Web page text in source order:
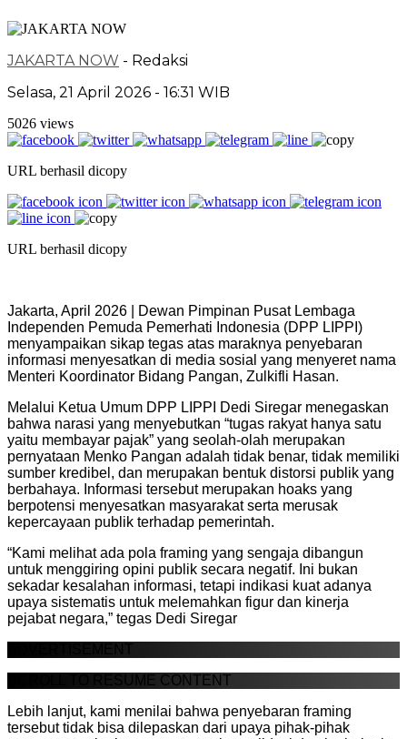
JAKARTA NOW - Redaksi
Selasa, 21 April 2026 - 16:31 WIB
5026 views
URL berhasil dicopy
URL berhasil dicopy
Jakarta, April 2026 | Dewan Pimpinan Pusat Lembaga
Independen Pemuda Pemerhati Indonesia (DPP LIPPI)
menyampaikan sikap tegas atas maraknya penyebaran
informasi menyesatkan di media sosial yang menyeret nama
Menteri Koordinator Bidang Pangan, Zulkifli Hasan.
Melalui Ketua Umum DPP LIPPI Dedi Siregar menegaskan
bahwa narasi yang menyebutkan “tugas rakyat hanya satu
yaitu membayar pajak” yang seolah-olah merupakan
pernyataan Menko Pangan adalah tidak benar, tidak memiliki
sumber kredibel, dan merupakan bentuk distorsi publik yang
berbahaya. Informasi tersebut merupakan hoaks yang
berpotensi menyesatkan masyarakat serta merusak
kepercayaan publik terhadap pemerintah.
“Kami melihat ada pola framing yang sengaja dibangun
untuk menggiring opini publik secara negatif. Ini bukan
sekadar kesalahan informasi, tetapi indikasi kuat adanya
upaya sistematis untuk melemahkan figur dan kinerja
pejabat negara,” tegas Dedi Siregar
ADVERTISEMENT
SCROLL TO RESUME CONTENT
Lebih lanjut, kami menilai bahwa penyebaran framing
tersebut tidak bisa dilepaskan dari upaya pihak-pihak